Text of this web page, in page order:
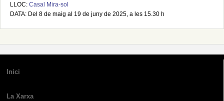
LLOC: Casal Mira-sol
DATA: Del 8 de maig al 19 de juny de 2025, a les 15.30 h
Inici
La Xarxa